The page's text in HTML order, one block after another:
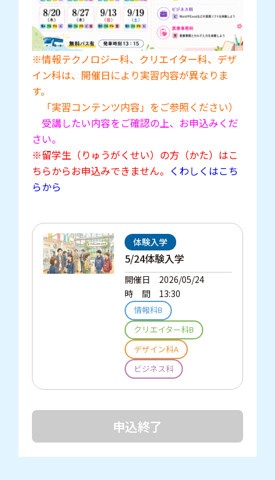
※情報テクノロジー科、クリエイター科、デザ
イン科は、開催日により実習内容が異なりま
す。
「実習コンテンツ内容」をご参照ください）
受講したい内容をご確認の上、お申込みくだ
さい。
※留学生（りゅうがくせい）の方（かた）はこ
ちらからお申込みできません。 くわしくはこち
らから
体験入学
5/24体験入学
開催日
2026/05/24
時間
13:30
情報科B
クリエイター科B
デザイン科A
ビジネス科
申込終了